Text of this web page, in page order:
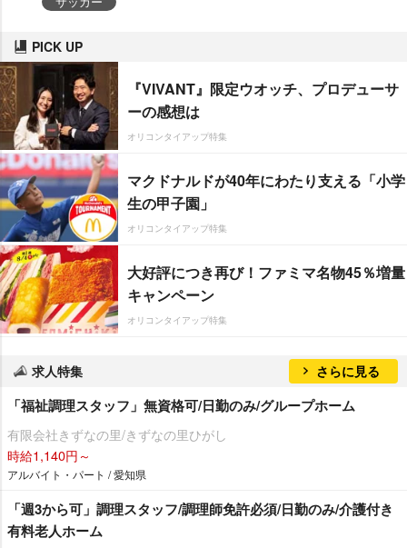
PICK UP
『VIVANT』限定ウオッチ、プロデューサ
ーの感想は
オリコンタイアップ特集
マクドナルドが40年にわたり支える「小学
生の甲子園」
オリコンタイアップ特集
大好評につき再び！ファミマ名物45％増量
キャンペーン
オリコンタイアップ特集
求人特集 さらに見る
「福祉調理スタッフ」無資格可/日勤のみ/グループホーム
有限会社きずなの里/きずなの里ひがし
時給1,140円～
アルバイト・パート / 愛知県
「週3から可」調理スタッフ/調理師免許必須/日勤のみ/介護付き
有料老人ホーム